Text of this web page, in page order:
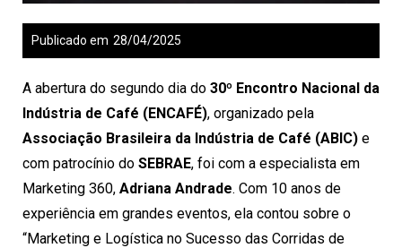
28/04/2025
Publicado em
A abertura do segundo dia do 30º Encontro Nacional da
Indústria de Café (ENCAFÉ), organizado pela
Associação Brasileira da Indústria de Café (ABIC) e
com patrocínio do SEBRAE, foi com a especialista em
Marketing 360, Adriana Andrade. Com 10 anos de
experiência em grandes eventos, ela contou sobre o
“Marketing e Logística no Sucesso das Corridas de